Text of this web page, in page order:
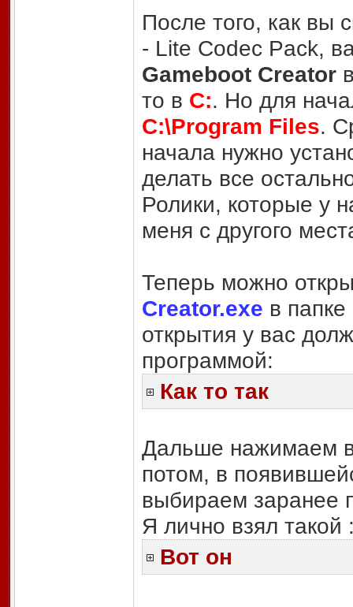
После того, как вы
- Lite Codec Pack,
Gameboot Creatorв
то в C:. Но для
C:\Program Files.
начала нужно
делать все
Ролики, которые у
меня с другого
Теперь можно
Creator.exe в папке
открытия у вас
программой:
Как то так
Дальше нажимаем в
потом, в
выбираем заранее
Я лично взял такой
Вот он